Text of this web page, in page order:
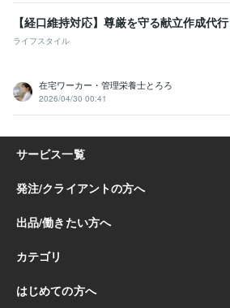
【経口維持対応】尊厳を守る献立作成代行
ライフスタイル
在宅ワーカー・管理栄養士とろろ
2026/04/30 00:41